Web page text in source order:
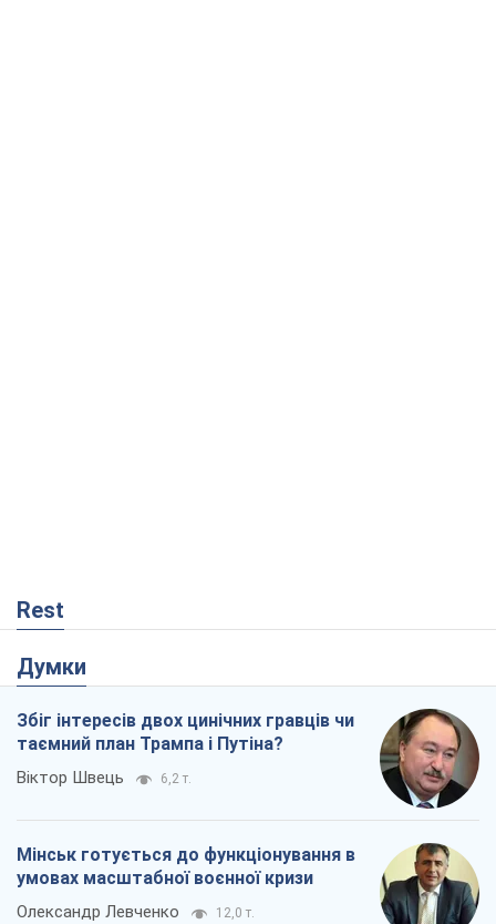
Rest
Думки
Збіг інтересів двох цинічних гравців чи
таємний план Трампа і Путіна?
Віктор Швець 6,2 т.
Мінськ готується до функціонування в
умовах масштабної воєнної кризи
Олександр Левченко 12,0 т.